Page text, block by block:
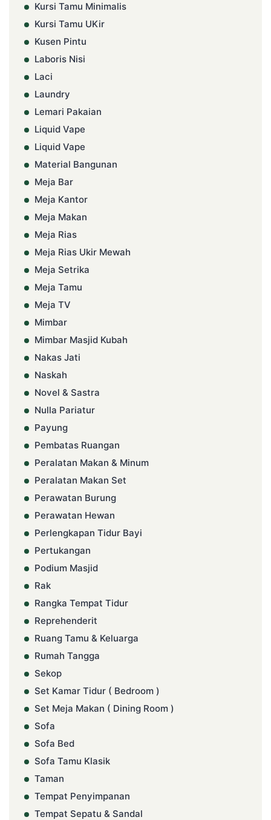
Kursi Tamu Minimalis
Kursi Tamu UKir
Kusen Pintu
Laboris Nisi
Laci
Laundry
Lemari Pakaian
Liquid Vape
Liquid Vape
Material Bangunan
Meja Bar
Meja Kantor
Meja Makan
Meja Rias
Meja Rias Ukir Mewah
Meja Setrika
Meja Tamu
Meja TV
Mimbar
Mimbar Masjid Kubah
Nakas Jati
Naskah
Novel & Sastra
Nulla Pariatur
Payung
Pembatas Ruangan
Peralatan Makan & Minum
Peralatan Makan Set
Perawatan Burung
Perawatan Hewan
Perlengkapan Tidur Bayi
Pertukangan
Podium Masjid
Rak
Rangka Tempat Tidur
Reprehenderit
Ruang Tamu & Keluarga
Rumah Tangga
Sekop
Set Kamar Tidur ( Bedroom )
Set Meja Makan ( Dining Room )
Sofa
Sofa Bed
Sofa Tamu Klasik
Taman
Tempat Penyimpanan
Tempat Sepatu & Sandal